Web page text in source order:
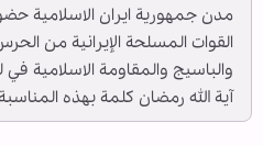
مدن جمهورية ايران الاسلامية
القوات المسلحة الإيرانية من
والباسيج والمقاومة الاسلامية في
آية الله رمضان كلمة بهذه